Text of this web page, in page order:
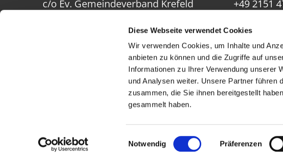
Diese Webseite verwendet Cookies
Wir verwenden Cookies, um Inhalte und
anbieten zu können und die Zugriffe auf
Informationen zu Ihrer Verwendung unserer
und Analysen weiter. Unsere Partner führen
zusammen, die Sie ihnen bereitgestellt
gesammelt haben.
Einwilligungsauswahl
Notwendig Präferenzen
c/o Ev. Gemeindeverband Krefeld
+49 2151
info@ev-
Impressum